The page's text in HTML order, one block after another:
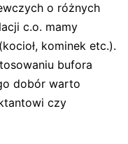
o różnych
c.o. mamy
kominek etc.).
bufora
dobór warto
czy